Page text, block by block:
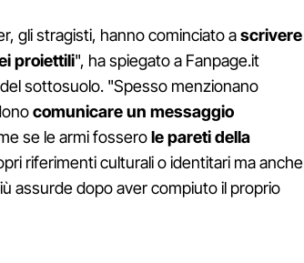
gli stragisti, hanno cominciato ascrivere
proiettili", ha spiegato a Fanpage.it
sottosuolo. "Spesso menzionano
comunicare un messaggio
se le armi fosserole pareti della
riferimenti culturali o identitari ma anche
assurde dopo aver compiuto il proprio